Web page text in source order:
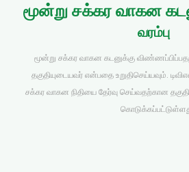
மூன்று சக்கர வாகன
வரம்பு
மூன்று சக்கர வாகன கடனுக்கு
தகுதியுடையவர் என்பதை உறுதிசெய்யவும்.
சக்கர வாகன நிதியை தேர்வு செய்வதற்கான